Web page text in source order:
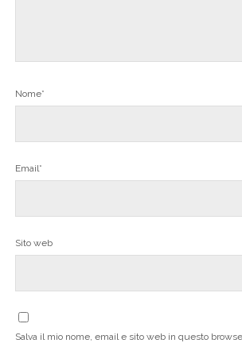
Nome*
Email*
Sito web
Salva il mio nome, email e sito web in questo